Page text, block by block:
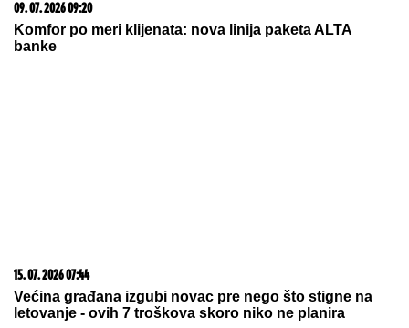
09. 07. 2026 09:20
Komfor po meri klijenata: nova linija paketa ALTA
banke
15. 07. 2026 07:44
Većina građana izgubi novac pre nego što stigne na
letovanje - ovih 7 troškova skoro niko ne planira